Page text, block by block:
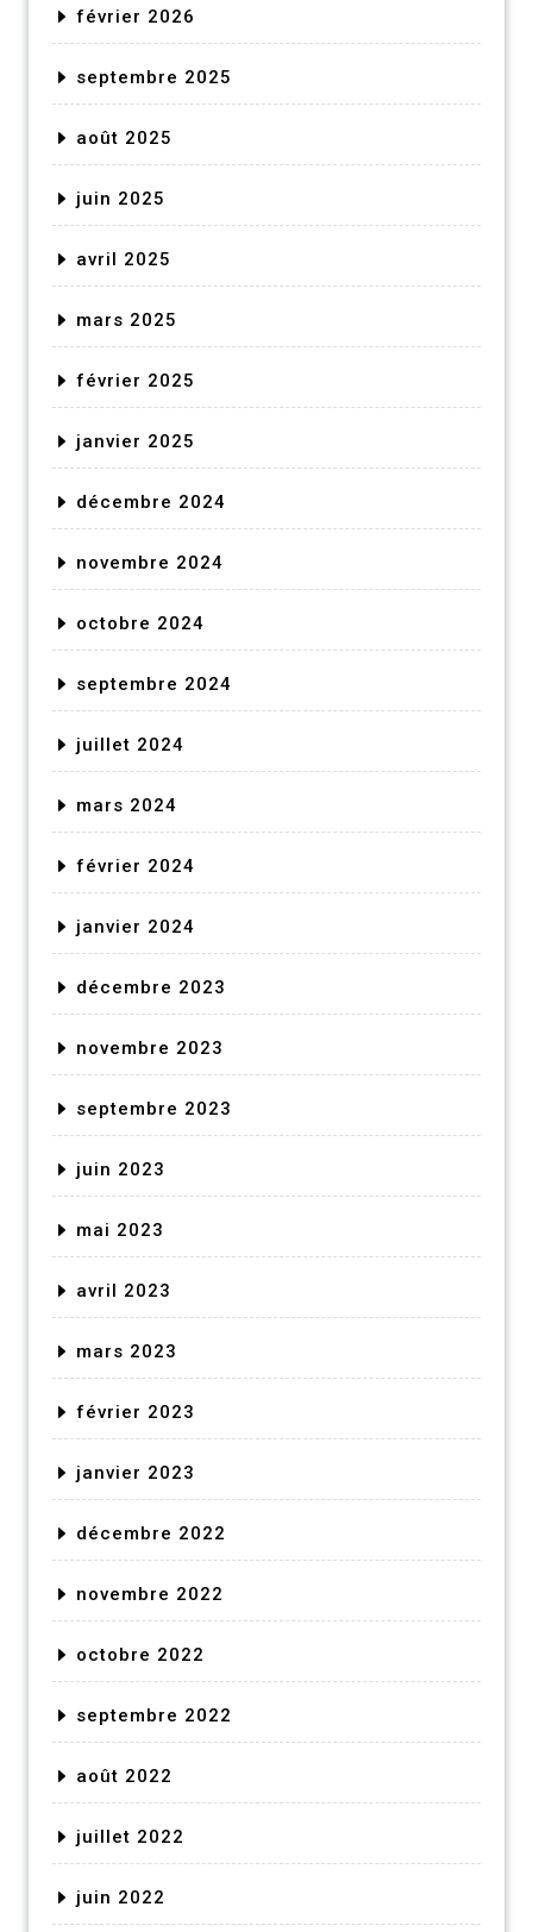
février 2026
septembre 2025
août 2025
juin 2025
avril 2025
mars 2025
février 2025
janvier 2025
décembre 2024
novembre 2024
octobre 2024
septembre 2024
juillet 2024
mars 2024
février 2024
janvier 2024
décembre 2023
novembre 2023
septembre 2023
juin 2023
mai 2023
avril 2023
mars 2023
février 2023
janvier 2023
décembre 2022
novembre 2022
octobre 2022
septembre 2022
août 2022
juillet 2022
juin 2022